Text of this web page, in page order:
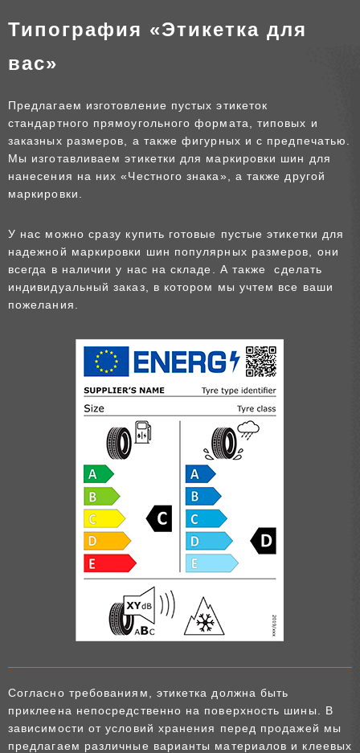
Типография «Этикетка для
вас»
Предлагаем изготовление пустых этикеток
стандартного прямоугольного формата, типовых и
заказных размеров, а также фигурных и с предпечатью.
Мы изготавливаем этикетки для маркировки шин для
нанесения на них «Честного знака», а также другой
маркировки.
У нас можно сразу купить готовые пустые этикетки для
надежной маркировки шин популярных размеров, они
всегда в наличии у нас на складе. А также сделать
индивидуальный заказ, в котором мы учтем все ваши
пожелания.
Согласно требованиям, этикетка должна быть
приклеена непосредственно на поверхность шины. В
зависимости от условий хранения перед продажей мы
предлагаем различные варианты материалов и клеевых